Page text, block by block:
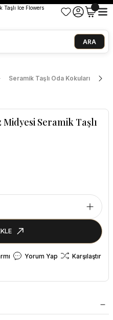
Kargo Bedava!
3 Al 2 Öde
ARA
Seramik Taşlı Oda Kokuları
Seramik Taşlı
Yorum Yap
Karşılaştır